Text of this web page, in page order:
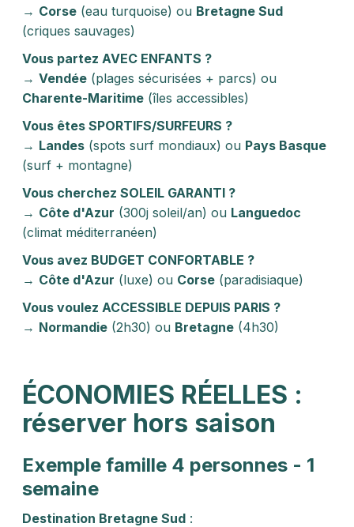
→ Corse (eau turquoise) ou Bretagne Sud
(criques sauvages)
Vous partez AVEC ENFANTS ?
→ Vendée (plages sécurisées + parcs) ou
Charente-Maritime (îles accessibles)
Vous êtes SPORTIFS/SURFEURS ?
→ Landes (spots surf mondiaux) ou Pays Basque
(surf + montagne)
Vous cherchez SOLEIL GARANTI ?
→ Côte d'Azur (300j soleil/an) ou Languedoc
(climat méditerranéen)
Vous avez BUDGET CONFORTABLE ?
→ Côte d'Azur (luxe) ou Corse (paradisiaque)
Vous voulez ACCESSIBLE DEPUIS PARIS ?
→ Normandie (2h30) ou Bretagne (4h30)
ÉCONOMIES RÉELLES :
réserver hors saison
Exemple famille 4 personnes - 1
semaine
Destination Bretagne Sud :